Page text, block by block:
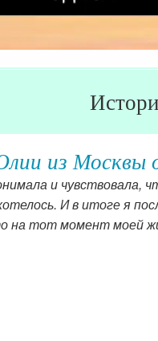
из Москвы
и чувствовала,
И в итоге я
на тот момент моей